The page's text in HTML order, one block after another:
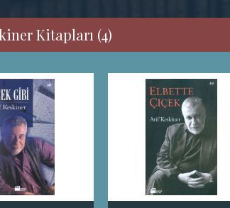
Kitapları (4)